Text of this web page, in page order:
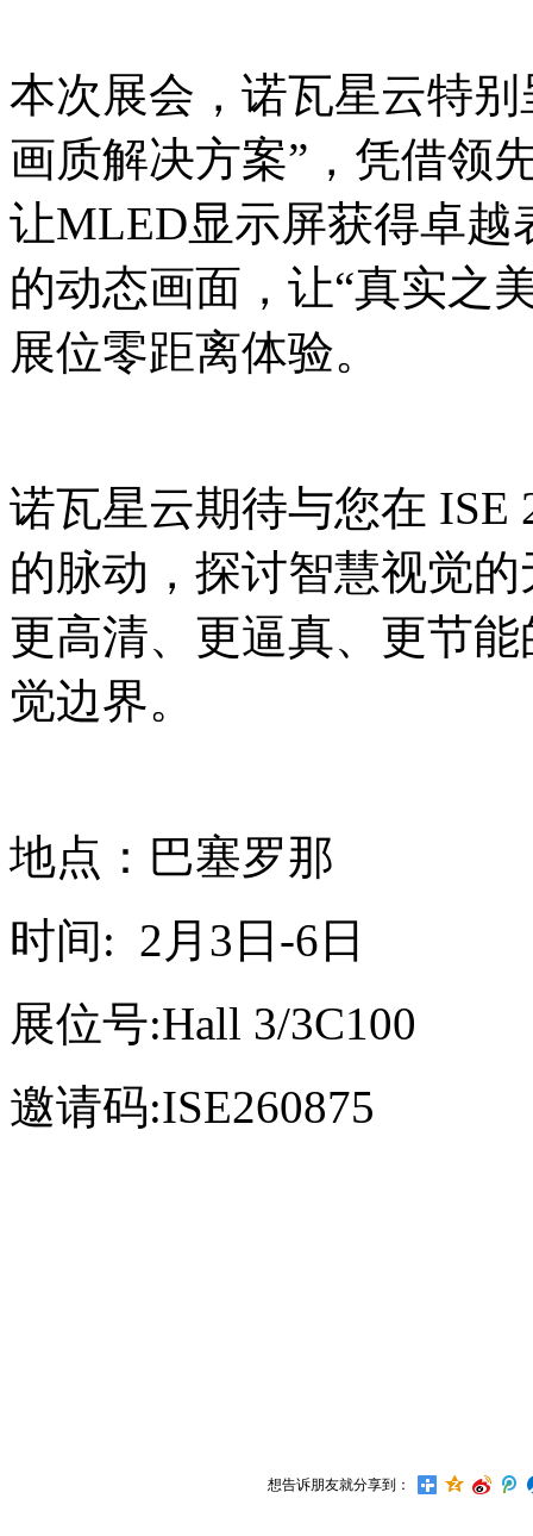
本次展会，诺瓦星云特
画质解决方案”，凭借领
让MLED显示屏获得卓越
的动态画面，让“真实之
展位零距离体验。
诺瓦星云期待与您在 ISE
的脉动，探讨智慧视觉
更高清、更逼真、更节
觉边界。
地点：巴塞罗那
时间: 2月3日-6日
展位号:Hall 3/3C100
邀请码:ISE260875
想告诉朋友就分享到：